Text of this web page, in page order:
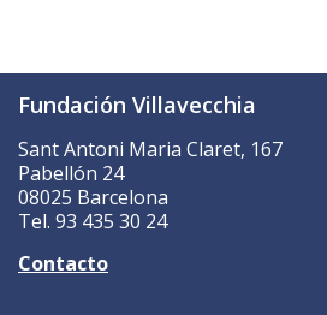
Fundación Villavecchia
Sant Antoni Maria Claret, 167
Pabellón 24
08025 Barcelona
Tel. 93 435 30 24
Contacto